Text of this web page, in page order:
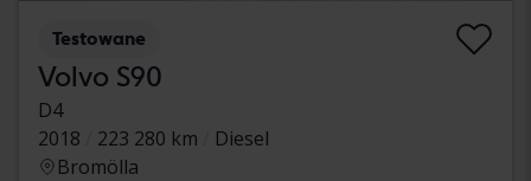
Testowane
Volvo S90
D4
2018
223 280 km
Diesel
Bromölla